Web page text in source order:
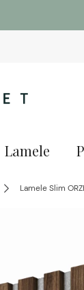
Lamele
Lamele Slim